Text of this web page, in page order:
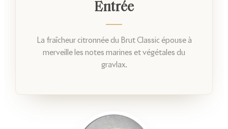
Entrée
La fraîcheur citronnée du Brut Classic épouse à
merveille les notes marines et végétales du
gravlax.